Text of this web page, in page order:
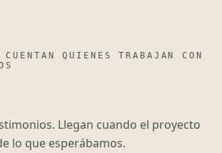
CUENTAN QUIENES TRABAJAN CON
Llegan cuando el proyecto
lo que esperábamos.